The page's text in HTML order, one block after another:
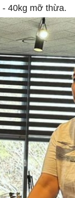
- 40kg mỡ thừa.